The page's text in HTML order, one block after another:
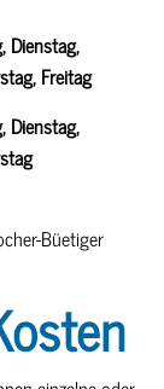
Dienstag,
Freitag
Dienstag,
Büetiger